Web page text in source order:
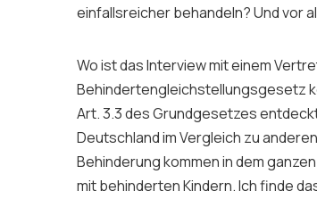
einfallsreicher behandeln? Und vor
Wo ist das Interview mit einem
Behindertengleichstellungsgesetz
Art. 3.3 des Grundgesetzes
Deutschland im Vergleich zu
Behinderung kommen in dem
mit behinderten Kindern. Ich finde